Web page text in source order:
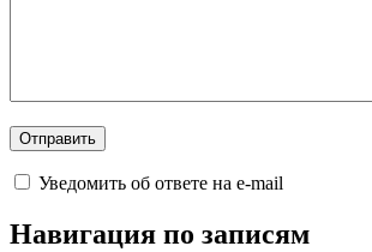
Уведомить об ответе на e-mail
Навигация по записям